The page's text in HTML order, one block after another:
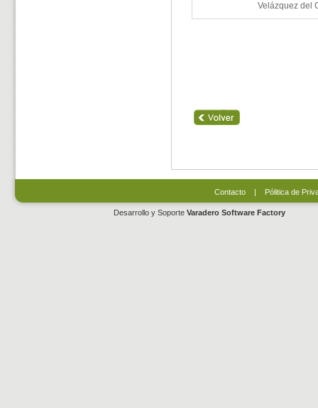
Velázquez del
Contacto| Pólitica de
Desarrollo y Soporte Varadero Software Factory